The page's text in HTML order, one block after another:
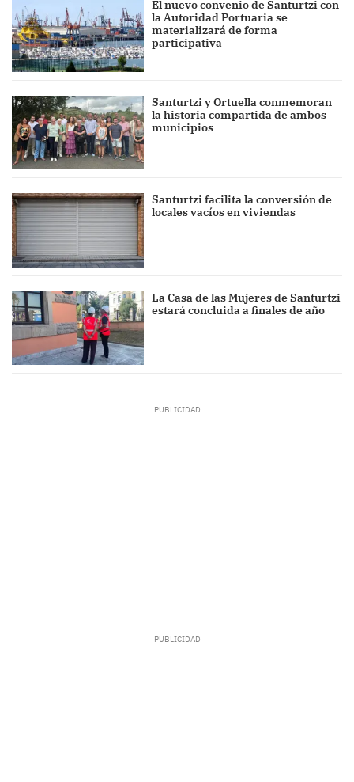
El nuevo convenio de Santurtzi con
la Autoridad Portuaria se
materializará de forma
participativa
Santurtzi y Ortuella conmemoran
la historia compartida de ambos
municipios
Santurtzi facilita la conversión de
locales vacíos en viviendas
La Casa de las Mujeres de Santurtzi
estará concluida a finales de año